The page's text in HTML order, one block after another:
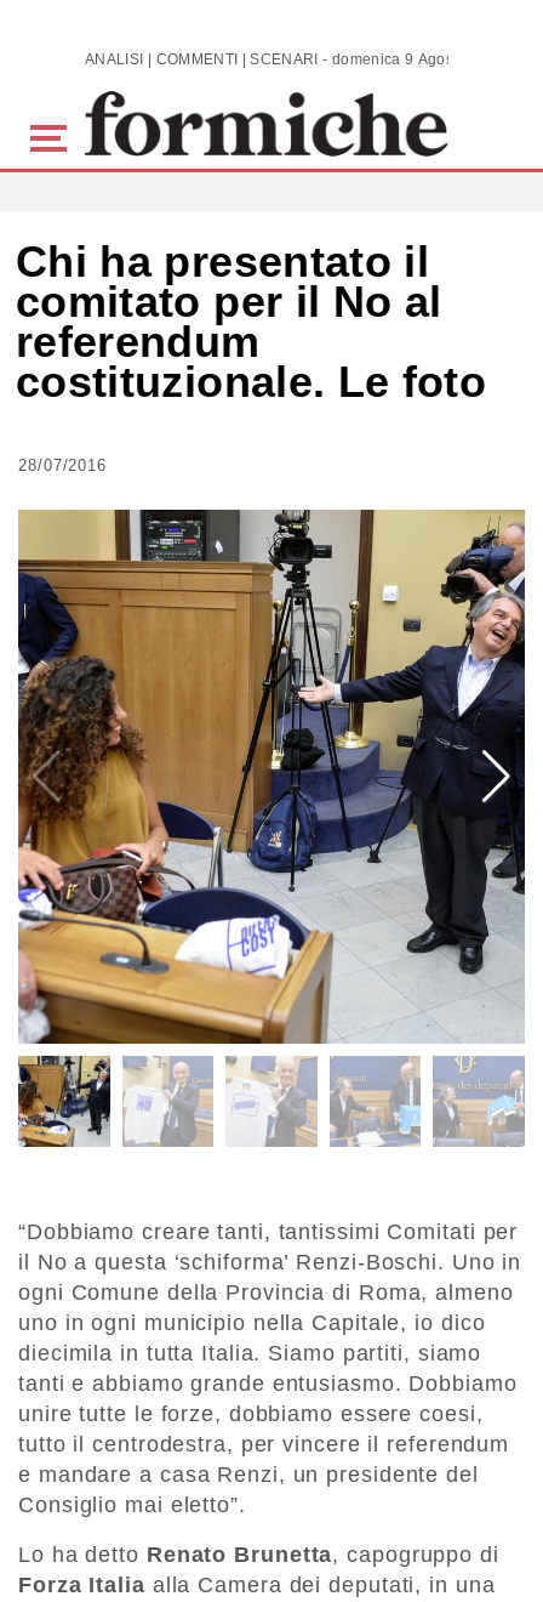
Skip to main content ANALISI | COMMENTI | SCENARI - domenica 9 Agosto 2026
Chi ha presentato il
comitato per il No al
referendum
costituzionale. Le foto
28/07/2016
“Dobbiamo creare tanti, tantissimi Comitati per
il No a questa ‘schiforma’ Renzi-Boschi. Uno in
ogni Comune della Provincia di Roma, almeno
uno in ogni municipio nella Capitale, io dico
diecimila in tutta Italia. Siamo partiti, siamo
tanti e abbiamo grande entusiasmo. Dobbiamo
unire tutte le forze, dobbiamo essere coesi,
tutto il centrodestra, per vincere il referendum
e mandare a casa Renzi, un presidente del
Consiglio mai eletto”.
Lo ha detto Renato Brunetta, capogruppo di
Forza Italia alla Camera dei deputati, in una